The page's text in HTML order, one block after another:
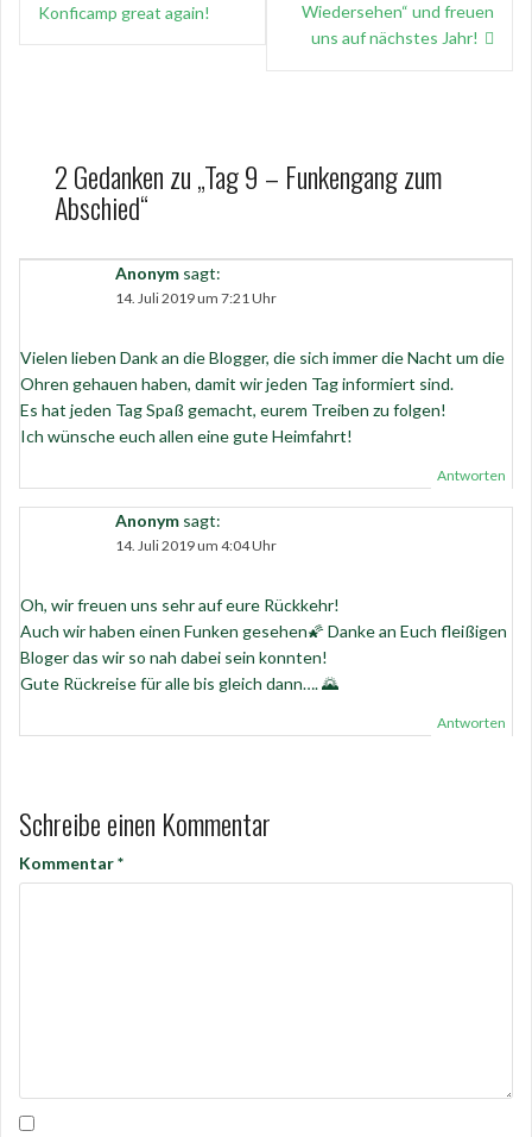
Konficamp great again!
Wiedersehen“ und freuen
uns auf nächstes Jahr!
2 Gedanken zu „Tag 9 – Funkengang zum
Abschied“
Anonym sagt:
14. Juli 2019 um 7:21 Uhr
Vielen lieben Dank an die Blogger, die sich immer die Nacht um die
Ohren gehauen haben, damit wir jeden Tag informiert sind.
Es hat jeden Tag Spaß gemacht, eurem Treiben zu folgen!
Ich wünsche euch allen eine gute Heimfahrt!
Antworten
Anonym sagt:
14. Juli 2019 um 4:04 Uhr
Oh, wir freuen uns sehr auf eure Rückkehr!
Auch wir haben einen Funken gesehen🌠 Danke an Euch fleißigen
Bloger das wir so nah dabei sein konnten!
Gute Rückreise für alle bis gleich dann…. 🌄
Antworten
Schreibe einen Kommentar
Kommentar*